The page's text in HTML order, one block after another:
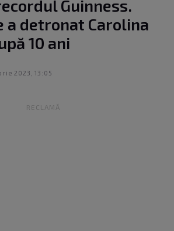
Guinness.
a detronat Carolina
10 ani
2023, 13:05
RECLAMĂ